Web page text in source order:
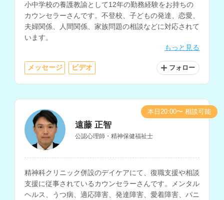
小中学校の養護教諭として12年の勤務経験をお持ちの
カウンセラーさんです。不登校、子どもの発達、恋愛、
夫婦関係、人間関係、家族問題の相談などに対応されて
います。
もっと見る
メッセージ ビデオ フォロー
遠藤 正智
公認心理師・精神保健福祉士
精神科クリニック併設のデイケアにて、復職支援や相談
支援に従事されているカウンセラーさんです。メンタル
ヘルス、うつ病、適応障害、発達障害、愛着障害、パニ
本日20:00〜 相談可能